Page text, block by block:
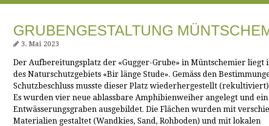
GRUBENGESTALTUNG
3. Mai 2023
Der Aufbereitungsplatz der «Gugger-Grube» in Müntschemier liegt
des Naturschutzgebiets «Bir länge Stude». Gemäss den
Schutzbeschluss musste dieser Platz wiederhergestellt
Es wurden vier neue ablassbare Amphibienweiher angelegt und ein
Entwässerungsgraben ausgebildet. Die Flächen wurden mit
Materialien gestaltet (Wandkies, Sand, Rohboden) und mit lokalen